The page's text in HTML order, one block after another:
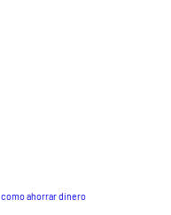
como ahorrar dinero